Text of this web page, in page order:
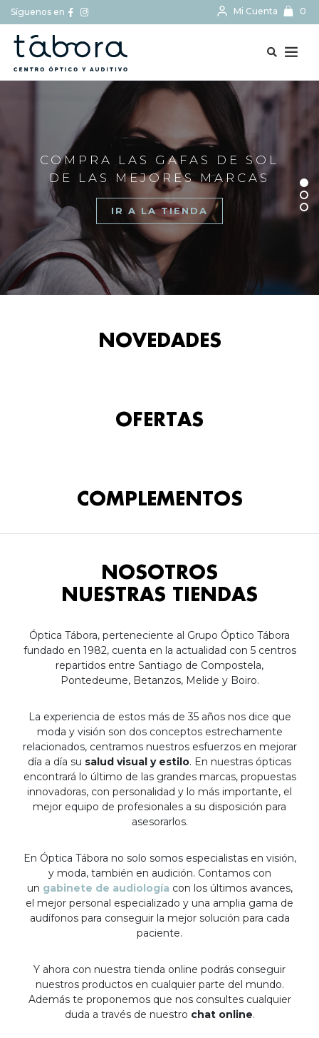
Síguenos en Mi Cuenta 0
COMPRA LAS GAFAS DE SOL
DE LAS MEJORES MARCAS
IR A LA TIENDA
NOVEDADES
OFERTAS
COMPLEMENTOS
NOSOTROS
NUESTRAS TIENDAS
Óptica Tábora, perteneciente al Grupo Óptico Tábora
fundado en 1982, cuenta en la actualidad con 5 centros
repartidos entre Santiago de Compostela,
Pontedeume, Betanzos, Melide y Boiro.
La experiencia de estos más de 35 años nos dice que
moda y visión son dos conceptos estrechamente
relacionados, centramos nuestros esfuerzos en mejorar
día a día su salud visual y estilo. En nuestras ópticas
encontrará lo último de las grandes marcas, propuestas
innovadoras, con personalidad y lo más importante, el
mejor equipo de profesionales a su disposición para
asesorarlos.
En Óptica Tábora no solo somos especialistas en visión,
y moda, también en audición. Contamos con
un gabinete de audiología con los últimos avances,
el mejor personal especializado y una amplia gama de
audífonos para conseguir la mejor solución para cada
paciente.
Y ahora con nuestra tienda online podrás conseguir
nuestros productos en cualquier parte del mundo.
Además te proponemos que nos consultes cualquier
duda a través de nuestro chat online.